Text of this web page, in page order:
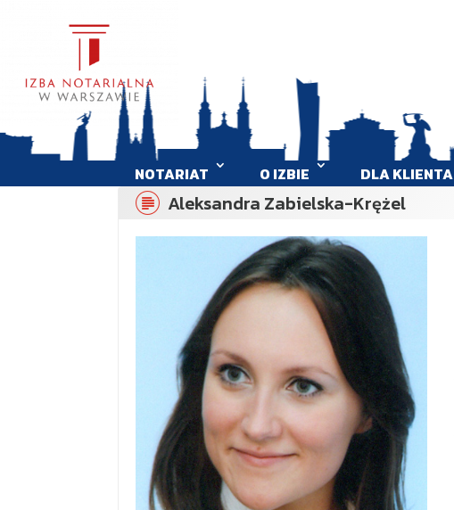
NOTARIAT O IZBIE DLA KLIENTA
Aleksandra Zabielska-Krężel